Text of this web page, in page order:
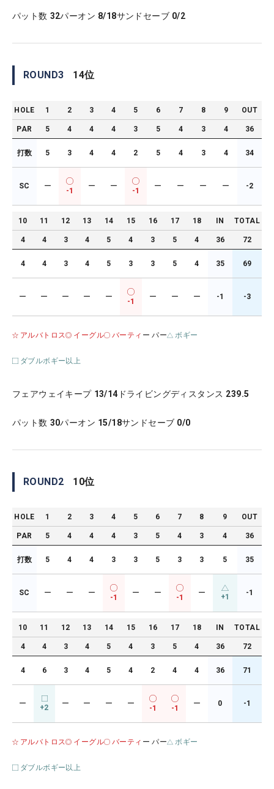
パット数 32パーオン 8/18サンドセーブ 0/2
ROUND3 14位
HOLE 1 2 3 4 5 6 7 8 9 OUT
PAR 5 4 4 4 3 5 4 3 4 36
打数 5 3 4 4 2 5 4 3 4 34
SC ー
-1
ー ー
-1
ー ー ー ー -2
10 11 12 13 14 15 16 17 18 IN TOTAL
4 4 3 4 5 4 3 5 4 36 72
4 4 3 4 5 3 3 5 4 35 69
ー ー ー ー ー
-1
ー ー ー -1 -3
アルバトロス イーグル バーティ ー パー ボギー
ダブルボギー以上
フェアウェイキープ 13/14 ドライビングディスタンス 239.5
パット数 30パーオン 15/18サンドセーブ 0/0
ROUND2 10位
HOLE 1 2 3 4 5 6 7 8 9 OUT
PAR 5 4 4 4 3 5 4 3 4 36
打数 5 4 4 3 3 5 3 3 5 35
SC ー ー ー
-1
ー ー
-1
ー +1 -1
10 11 12 13 14 15 16 17 18 IN TOTAL
4 4 3 4 5 4 3 5 4 36 72
4 6 3 4 5 4 2 4 4 36 71
ー +2 ー ー ー ー
-1 -1
ー 0 -1
アルバトロス イーグル バーティ ー パー ボギー
ダブルボギー以上